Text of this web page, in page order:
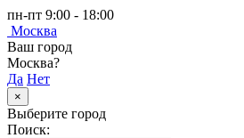
пн-пт 9:00 - 18:00
Москва
Ваш город
Москва?
Да Нет
×
Выберите город
Поиск: